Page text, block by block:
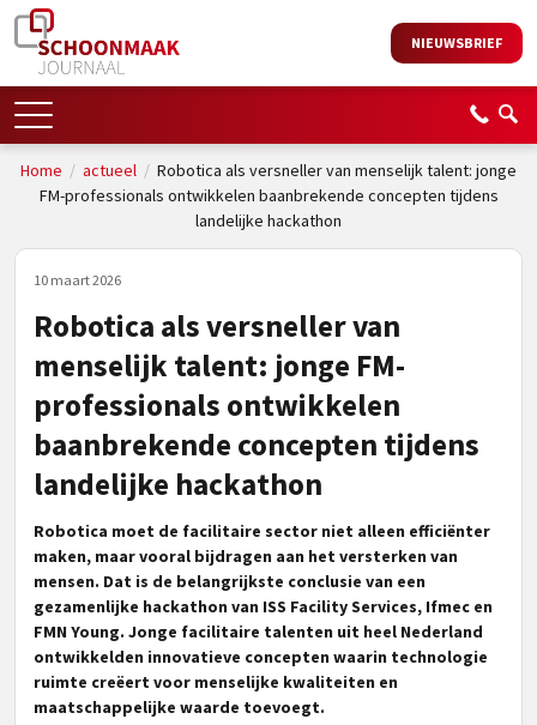
NIEUWSBRIEF
Home / actueel / Robotica als versneller van menselijk talent: jonge
FM-professionals ontwikkelen baanbrekende concepten tijdens
landelijke hackathon
10 maart 2026
Robotica als versneller van
menselijk talent: jonge FM-
professionals ontwikkelen
baanbrekende concepten tijdens
landelijke hackathon
Robotica moet de facilitaire sector niet alleen efficiënter
maken, maar vooral bijdragen aan het versterken van
mensen. Dat is de belangrijkste conclusie van een
gezamenlijke hackathon van ISS Facility Services, Ifmec en
FMN Young. Jonge facilitaire talenten uit heel Nederland
ontwikkelden innovatieve concepten waarin technologie
ruimte creëert voor menselijke kwaliteiten en
maatschappelijke waarde toevoegt.